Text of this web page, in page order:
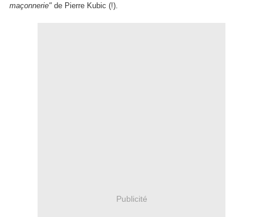
maçonnerie" de Pierre Kubic (!).
Publicité